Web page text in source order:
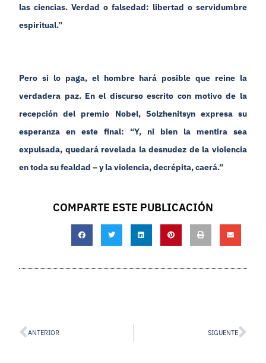
las ciencias. Verdad o falsedad: libertad o servidumbre
espiritual.”
Pero si lo paga, el hombre hará posible que reine la
verdadera paz. En el discurso escrito con motivo de la
recepción del premio Nobel, Solzhenitsyn expresa su
esperanza en este final: “Y, ni bien la mentira sea
expulsada, quedará revelada la desnudez de la violencia
en toda su fealdad – y la violencia, decrépita, caerá.”
COMPARTE ESTE PUBLICACIÓN
ANTERIOR SIGUENTE